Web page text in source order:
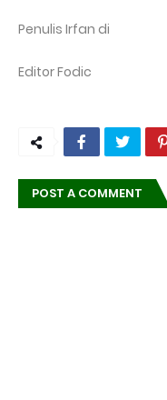
Penulis Irfan di
Editor Fodic
POST A COMMENT